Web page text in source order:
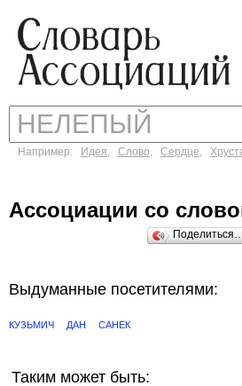
Например: Идея, Слово, Сердце,
Ассоциации со
Выдуманные посетителями:
КУЗЬМИЧ ДАН САНЕК
Таким может быть: